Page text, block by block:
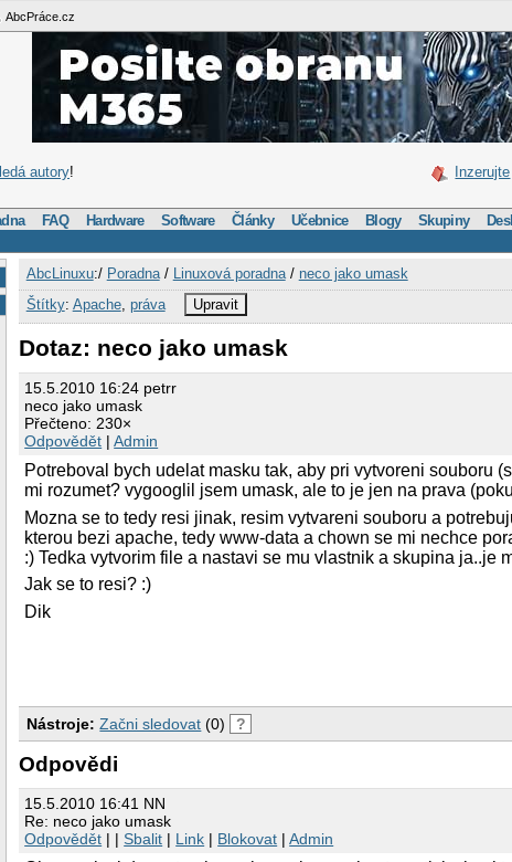
AbcPráce.cz
autory! Inzerujte
FAQ Hardware Software Články Učebnice Blogy Skupiny
AbcLinuxu:/ Poradna/ Linuxová poradna/ neco jako umask
Štítky: Apache, práva Upravit
Dotaz: neco jako umask
15.5.2010 16:24 petrr
neco jako umask
Přečteno: 230×
Odpovědět |Admin
Potreboval bych udelat masku tak, aby pri vytvoreni souboru
mi rozumet? vygooglil jsem umask, ale to je jen na prava
Mozna se to tedy resi jinak, resim vytvareni souboru a
kterou bezi apache, tedy www-data a chown se mi nechce
:) Tedka vytvorim file a nastavi se mu vlastnik a skupina ja..je
Jak se to resi? :)
Dik
Nástroje: Začni sledovat (0) ?
Odpovědi
15.5.2010 16:41 NN
Re: neco jako umask
Odpovědět | |Sbalit | Link | Blokovat |Admin